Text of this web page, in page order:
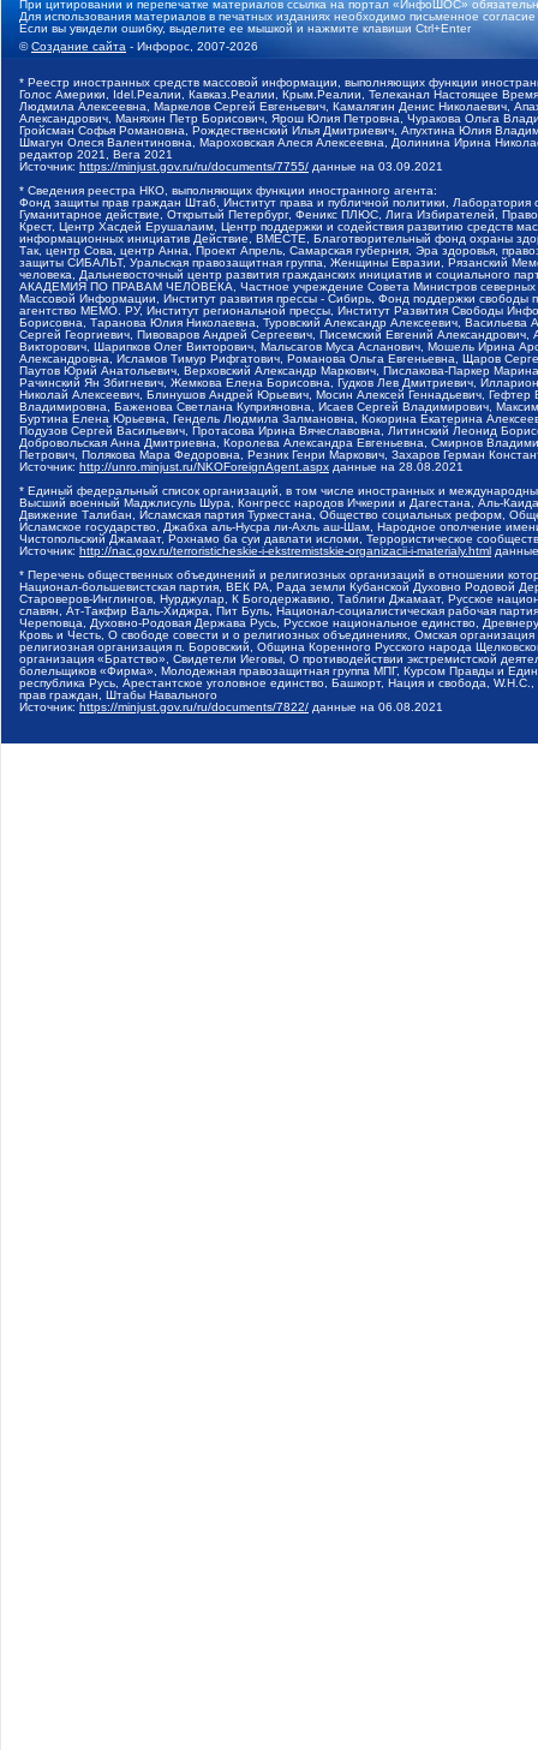
При цитировании и перепечатке материалов ссылка на портал «ИнфоШОС»
Для использования материалов в печатных изданиях необходимо письменное
Если вы увидели ошибку, выделите ее мышкой и нажмите клавиши Ctrl+Enter
©Создание сайта - Инфорос, 2007-2026
* Реестр иностранных средств массовой информации, выполняющих функции
Голос Америки, Idel.Реалии, Кавказ.Реалии, Крым.Реалии, Телеканал Настоящее
Людмила Алексеевна, Маркелов Сергей Евгеньевич, Камалягин Денис Николаевич,
Александрович, Маняхин Петр Борисович, Ярош Юлия Петровна, Чуракова Ольга
Гройсман Софья Романовна, Рождественский Илья Дмитриевич, Апухтина Юлия
Шмагун Олеся Валентиновна, Мароховская Алеся Алексеевна, Долинина Ирина
редактор 2021, Вега 2021
Источник: https://minjust.gov.ru/ru/documents/7755/ данные на 03.09.2021
* Сведения реестра НКО, выполняющих функции иностранного агента:
Фонд защиты прав граждан Штаб, Институт права и публичной политики,
Гуманитарное действие, Открытый Петербург, Феникс ПЛЮС, Лига Избирателей,
Крест, Центр Хасдей Ерушалаим, Центр поддержки и содействия развитию средств
информационных инициатив Действие, ВМЕСТЕ, Благотворительный фонд охраны
Так, центр Сова, центр Анна, Проект Апрель, Самарская губерния, Эра здоровья,
защиты СИБАЛЬТ, Уральская правозащитная группа, Женщины Евразии, Рязанский
человека, Дальневосточный центр развития гражданских инициатив и социального
АКАДЕМИЯ ПО ПРАВАМ ЧЕЛОВЕКА, Частное учреждение Совета Министров северных
Массовой Информации, Институт развития прессы - Сибирь, Фонд поддержки
агентство МЕМО. РУ, Институт региональной прессы, Институт Развития Свободы
Борисовна, Таранова Юлия Николаевна, Туровский Александр Алексеевич,
Сергей Георгиевич, Пивоваров Андрей Сергеевич, Писемский Евгений
Викторович, Шарипков Олег Викторович, Мальсагов Муса Асланович, Мошель Ирина
Александровна, Исламов Тимур Рифгатович, Романова Ольга Евгеньевна, Щаров
Паутов Юрий Анатольевич, Верховский Александр Маркович, Пислакова-Паркер
Рачинский Ян Збигневич, Жемкова Елена Борисовна, Гудков Лев Дмитриевич,
Николай Алексеевич, Блинушов Андрей Юрьевич, Мосин Алексей Геннадьевич,
Владимировна, Баженова Светлана Куприяновна, Исаев Сергей Владимирович,
Буртина Елена Юрьевна, Гендель Людмила Залмановна, Кокорина Екатерина
Подузов Сергей Васильевич, Протасова Ирина Вячеславовна, Литинский Леонид
Добровольская Анна Дмитриевна, Королева Александра Евгеньевна, Смирнов
Петрович, Полякова Мара Федоровна, Резник Генри Маркович, Захаров Герман
Источник: http://unro.minjust.ru/NKOForeignAgent.aspx данные на 28.08.2021
* Единый федеральный список организаций, в том числе иностранных и
Высший военный Маджлисуль Шура, Конгресс народов Ичкерии и Дагестана, Аль-
Движение Талибан, Исламская партия Туркестана, Общество социальных реформ,
Исламское государство, Джабха аль-Нусра ли-Ахль аш-Шам, Народное ополчение
Чистопольский Джамаат, Рохнамо ба суи давлати исломи, Террористическое
Источник: http://nac.gov.ru/terroristicheskie-i-ekstremistskie-organizacii-i-materialy.html
* Перечень общественных объединений и религиозных организаций в отношении
Национал-большевистская партия, ВЕК РА, Рада земли Кубанской Духовно Родовой
Староверов-Инглингов, Нурджулар, К Богодержавию, Таблиги Джамаат, Русское
славян, Ат-Такфир Валь-Хиджра, Пит Буль, Национал-социалистическая рабочая
Череповца, Духовно-Родовая Держава Русь, Русское национальное единство,
Кровь и Честь, О свободе совести и о религиозных объединениях, Омская
религиозная организация п. Боровский, Община Коренного Русского народа
организация «Братство», Свидетели Иеговы, О противодействии экстремистской
болельщиков «Фирма», Молодежная правозащитная группа МПГ, Курсом Правды и
республика Русь, Арестантское уголовное единство, Башкорт, Нация и свобода,
прав граждан, Штабы Навального
Источник: https://minjust.gov.ru/ru/documents/7822/ данные на 06.08.2021